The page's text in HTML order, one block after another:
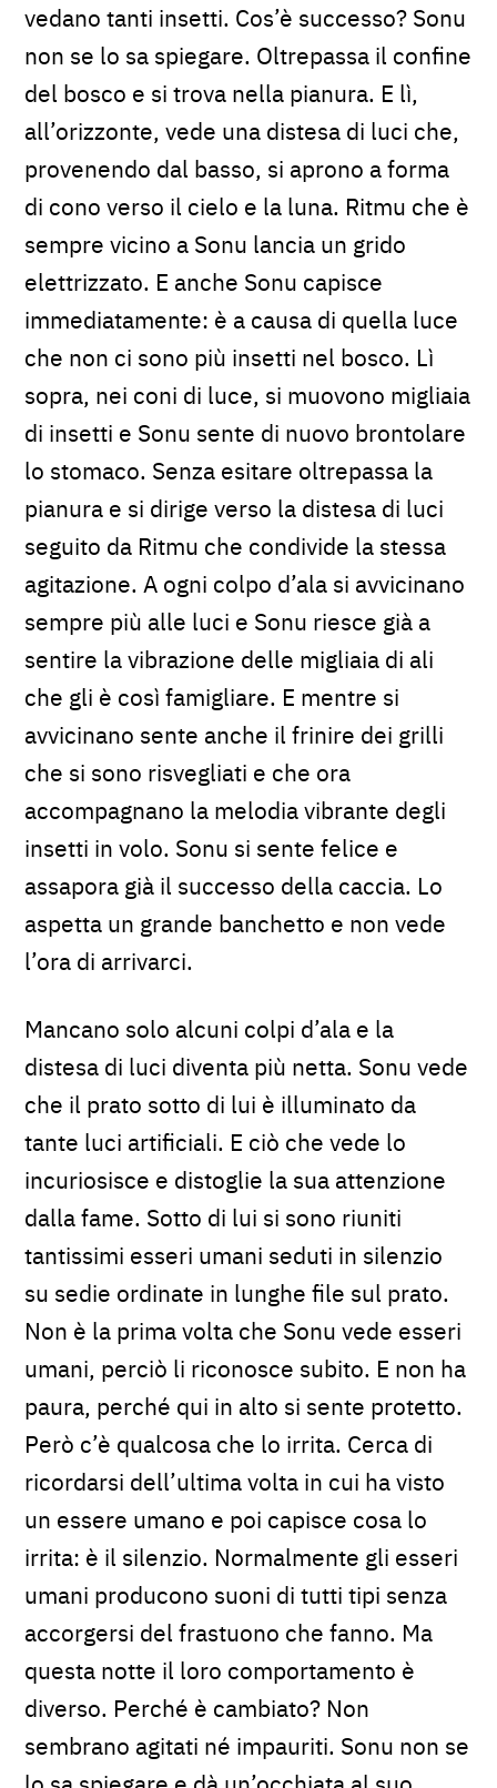
vedano tanti insetti. Cos’è successo? Sonu
non se lo sa spiegare. Oltrepassa il confine
del bosco e si trova nella pianura. E lì,
all’orizzonte, vede una distesa di luci che,
provenendo dal basso, si aprono a forma
di cono verso il cielo e la luna. Ritmu che è
sempre vicino a Sonu lancia un grido
elettrizzato. E anche Sonu capisce
immediatamente: è a causa di quella luce
che non ci sono più insetti nel bosco. Lì
sopra, nei coni di luce, si muovono migliaia
di insetti e Sonu sente di nuovo brontolare
lo stomaco. Senza esitare oltrepassa la
pianura e si dirige verso la distesa di luci
seguito da Ritmu che condivide la stessa
agitazione. A ogni colpo d’ala si avvicinano
sempre più alle luci e Sonu riesce già a
sentire la vibrazione delle migliaia di ali
che gli è così famigliare. E mentre si
avvicinano sente anche il frinire dei grilli
che si sono risvegliati e che ora
accompagnano la melodia vibrante degli
insetti in volo. Sonu si sente felice e
assapora già il successo della caccia. Lo
aspetta un grande banchetto e non vede
l’ora di arrivarci.
Mancano solo alcuni colpi d’ala e la
distesa di luci diventa più netta. Sonu vede
che il prato sotto di lui è illuminato da
tante luci artificiali. E ciò che vede lo
incuriosisce e distoglie la sua attenzione
dalla fame. Sotto di lui si sono riuniti
tantissimi esseri umani seduti in silenzio
su sedie ordinate in lunghe file sul prato.
Non è la prima volta che Sonu vede esseri
umani, perciò li riconosce subito. E non ha
paura, perché qui in alto si sente protetto.
Però c’è qualcosa che lo irrita. Cerca di
ricordarsi dell’ultima volta in cui ha visto
un essere umano e poi capisce cosa lo
irrita: è il silenzio. Normalmente gli esseri
umani producono suoni di tutti tipi senza
accorgersi del frastuono che fanno. Ma
questa notte il loro comportamento è
diverso. Perché è cambiato? Non
sembrano agitati né impauriti. Sonu non se